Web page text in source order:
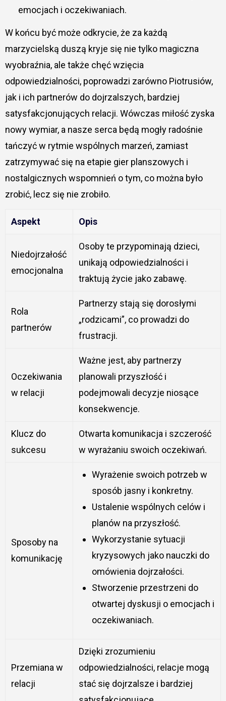
emocjach i oczekiwaniach.
W końcu być może odkrycie, że za każdą
marzycielską duszą kryje się nie tylko magiczna
wyobraźnia, ale także chęć wzięcia
odpowiedzialności, poprowadzi zarówno Piotrusiów,
jak i ich partnerów do dojrzalszych, bardziej
satysfakcjonujących relacji. Wówczas miłość zyska
nowy wymiar, a nasze serca będą mogły radośnie
tańczyć w rytmie wspólnych marzeń, zamiast
zatrzymywać się na etapie gier planszowych i
nostalgicznych wspomnień o tym, co można było
zrobić, lecz się nie zrobiło.
Aspekt Opis
Niedojrzałość
emocjonalna
Osoby te przypominają dzieci,
unikają odpowiedzialności i
traktują życie jako zabawę.
Rola
partnerów
Partnerzy stają się dorosłymi
„rodzicami”, co prowadzi do
frustracji.
Oczekiwania
w relacji
Ważne jest, aby partnerzy
planowali przyszłość i
podejmowali decyzje niosące
konsekwencje.
Klucz do
sukcesu
Otwarta komunikacja i szczerość
w wyrażaniu swoich oczekiwań.
Sposoby na
komunikację
Wyrażenie swoich potrzeb w
sposób jasny i konkretny.
Ustalenie wspólnych celów i
planów na przyszłość.
Wykorzystanie sytuacji
kryzysowych jako nauczki do
omówienia dojrzałości.
Stworzenie przestrzeni do
otwartej dyskusji o emocjach i
oczekiwaniach.
Przemiana w
relacji
Dzięki zrozumieniu
odpowiedzialności, relacje mogą
stać się dojrzalsze i bardziej